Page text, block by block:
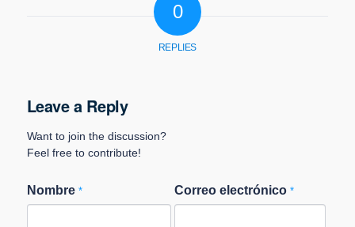
0
REPLIES
Leave a Reply
Want to join the discussion?
Feel free to contribute!
Nombre * Correo electrónico*